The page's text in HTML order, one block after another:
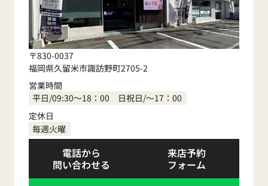
〒830-0037
福岡県久留米市諏訪野町2705-2
営業時間
平日/09:30～18：00 日祝日/～17：00
定休日
毎週火曜
電話から
問い合わせる
来店予約
フォーム